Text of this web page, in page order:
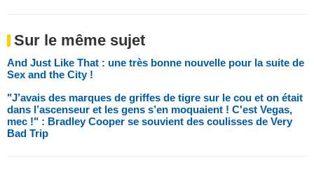
Sur le même sujet
And Just Like That : une très bonne nouvelle pour la suite de
Sex and the City !
"J’avais des marques de griffes de tigre sur le cou et on était
dans l’ascenseur et les gens s’en moquaient ! C'est Vegas,
mec !" : Bradley Cooper se souvient des coulisses de Very
Bad Trip